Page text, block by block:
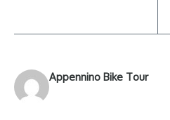
Appennino Bike Tour